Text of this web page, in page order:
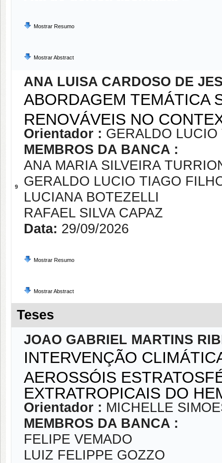
Mostrar Resumo
Mostrar Abstract
9
ANA LUISA CARDOSO DE
ABORDAGEM TEMÁTICA
RENOVÁVEIS NO
Orientador : GERALDO
MEMBROS DA BANCA :
ANA MARIA SILVEIRA
GERALDO LUCIO TIAGO
LUCIANA BOTEZELLI
RAFAEL SILVA CAPAZ
Data: 29/09/2026
Mostrar Resumo
Mostrar Abstract
Teses
JOAO GABRIEL MARTINS
INTERVENÇÃO
AEROSSÓIS
EXTRATROPICAIS DO
Orientador : MICHELLE
MEMBROS DA BANCA :
FELIPE VEMADO
LUIZ FELIPPE GOZZO